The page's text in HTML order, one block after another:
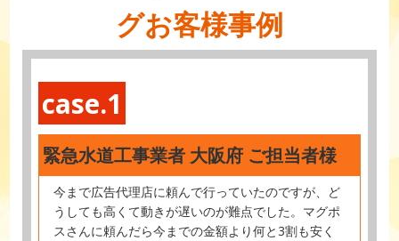
グお客様事例
case.1
緊急水道工事業者 大阪府 ご担当者様
今まで広告代理店に頼んで行っていたのですが、ど
うしても高くて動きが遅いのが難点でした。マグポ
スさんに頼んだら今までの金額より何と3割も安く